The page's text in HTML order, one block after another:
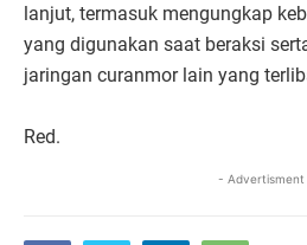
lanjut, termasuk mengungkap
yang digunakan saat beraksi
jaringan curanmor lain yang
Red.
- Advertisment